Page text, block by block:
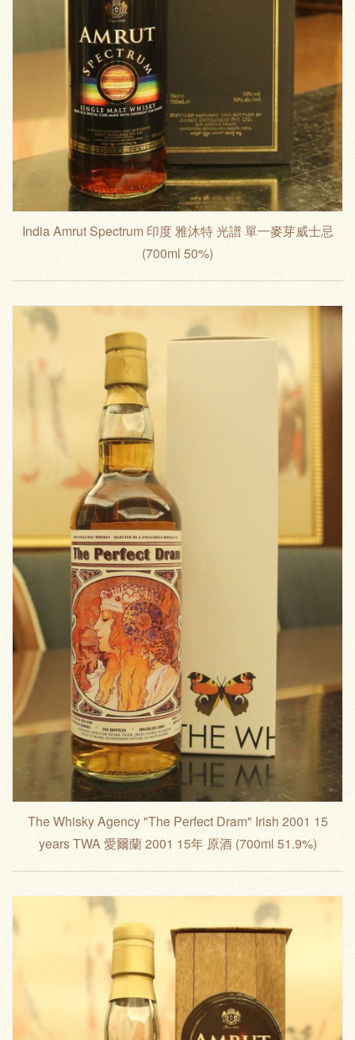
India Amrut Spectrum 印度 雅沐特 光譜 單一麥芽威士忌
(700ml 50%)
The Whisky Agency "The Perfect Dram" Irish 2001 15
years TWA 愛爾蘭 2001 15年 原酒 (700ml 51.9%)